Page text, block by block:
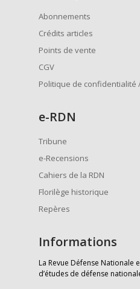
Abonnements
Crédits articles
Points de vente
CGV
Politique de confidentialité
e-RDN
Tribune
e-Recensions
Cahiers de la RDN
Florilège historique
Repères
Informations
La Revue Défense Nationale
d’études de défense